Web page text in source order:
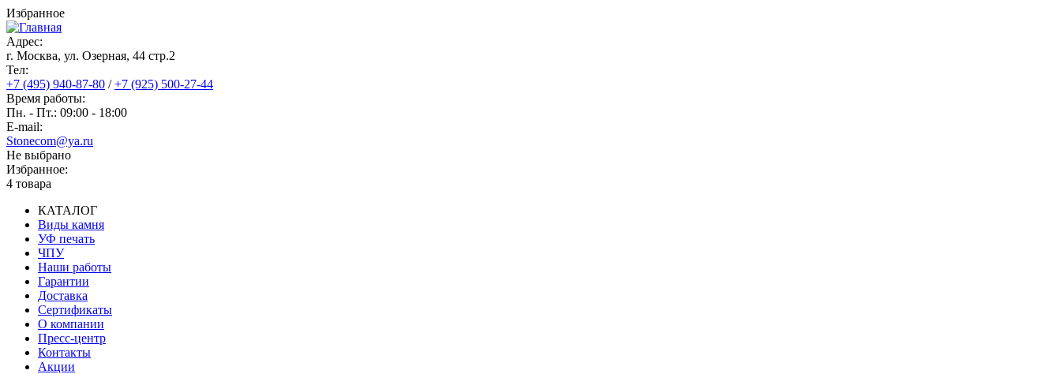
Перейти
к
основному
содержанию
Избранное
Адрес:
г. Москва, ул. Озерная, 44 cтр.2
Тел:
+7 (495) 940-87-80 /+7 (925) 500-27-44
Время работы:
Пн. - Пт.: 09:00 - 18:00
E-mail:
Stonecom@ya.ru
Не выбрано
Избранное:
4 товара
Основная
навигация
КАТАЛОГ
Виды камня
УФ печать
ЧПУ
Наши работы
Гарантии
Доставка
Сертификаты
О компании
Пресс-центр
Контакты
Акции